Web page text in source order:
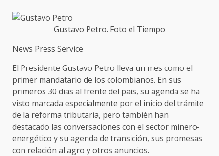
Gustavo Petro. Foto el Tiempo
News Press Service
El Presidente Gustavo Petro lleva un mes como el
primer mandatario de los colombianos. En sus
primeros 30 días al frente del país, su agenda se ha
visto marcada especialmente por el inicio del trámite
de la reforma tributaria, pero también han
destacado las conversaciones con el sector minero-
energético y su agenda de transición, sus promesas
con relación al agro y otros anuncios.